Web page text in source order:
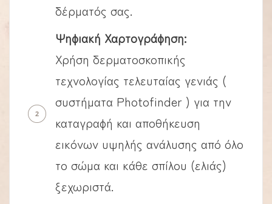
δέρματός σας.
Ψηφιακή Χαρτογράφηση:
Χρήση δερματοσκοπικής
τεχνολογίας τελευταίας γενιάς (
συστήματα Photofinder ) για την
καταγραφή και αποθήκευση
εικόνων υψηλής ανάλυσης από όλο
το σώμα και κάθε σπίλου (ελιάς)
ξεχωριστά.